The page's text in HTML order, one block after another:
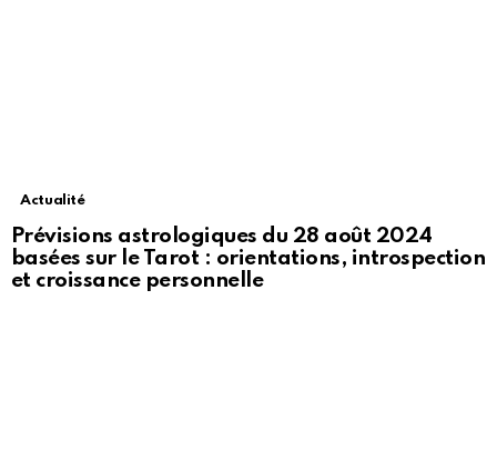
Actualité
Prévisions astrologiques du 28 août 2024
basées sur le Tarot : orientations, introspection
et croissance personnelle